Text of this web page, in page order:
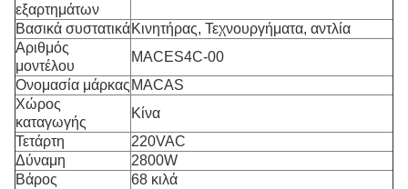
εξαρτημάτων
Βασικά συστατικάΚινητήρας, Τεχνουργήματα, αντλία
Αριθμός
μοντέλου
MACES4C-00
Ονομασία μάρκας MACAS
Χώρος
καταγωγής
Κίνα
Τετάρτη
220VAC
Δύναμη
2800W
Βάρος
68 κιλά